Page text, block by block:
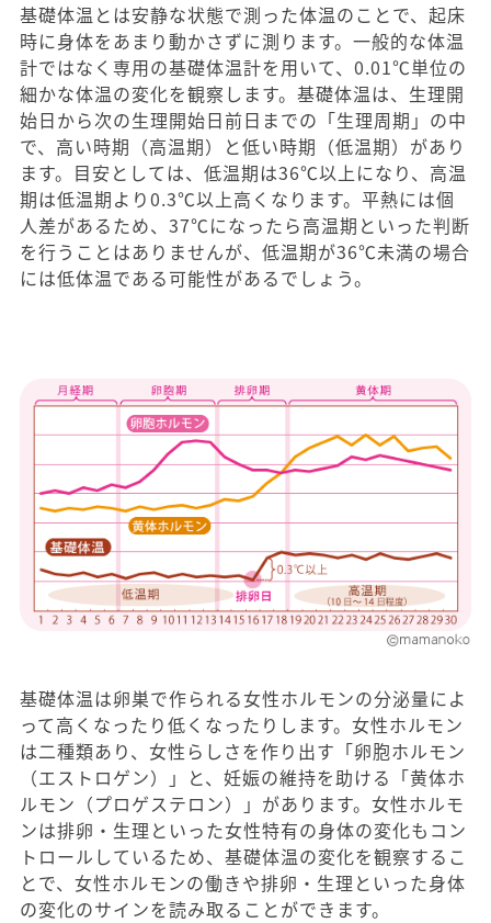
基礎体温とは安静な状態で測った体温のことで、起床
時に身体をあまり動かさずに測ります。一般的な体温
計ではなく専用の基礎体温計を用いて、0.01℃単位の
細かな体温の変化を観察します。基礎体温は、生理開
始日から次の生理開始日前日までの「生理周期」の中
で、高い時期（高温期）と低い時期（低温期）があり
ます。目安としては、低温期は36℃以上になり、高温
期は低温期より0.3℃以上高くなります。平熱には個
人差があるため、37℃になったら高温期といった判断
を行うことはありませんが、低温期が36℃未満の場合
には低体温である可能性があるでしょう。
基礎体温は卵巣で作られる女性ホルモンの分泌量によ
って高くなったり低くなったりします。女性ホルモン
は二種類あり、女性らしさを作り出す「卵胞ホルモン
（エストロゲン）」と、妊娠の維持を助ける「黄体ホ
ルモン（プロゲステロン）」があります。女性ホルモ
ンは排卵・生理といった女性特有の身体の変化もコン
トロールしているため、基礎体温の変化を観察するこ
とで、女性ホルモンの働きや排卵・生理といった身体
の変化のサインを読み取ることができます。